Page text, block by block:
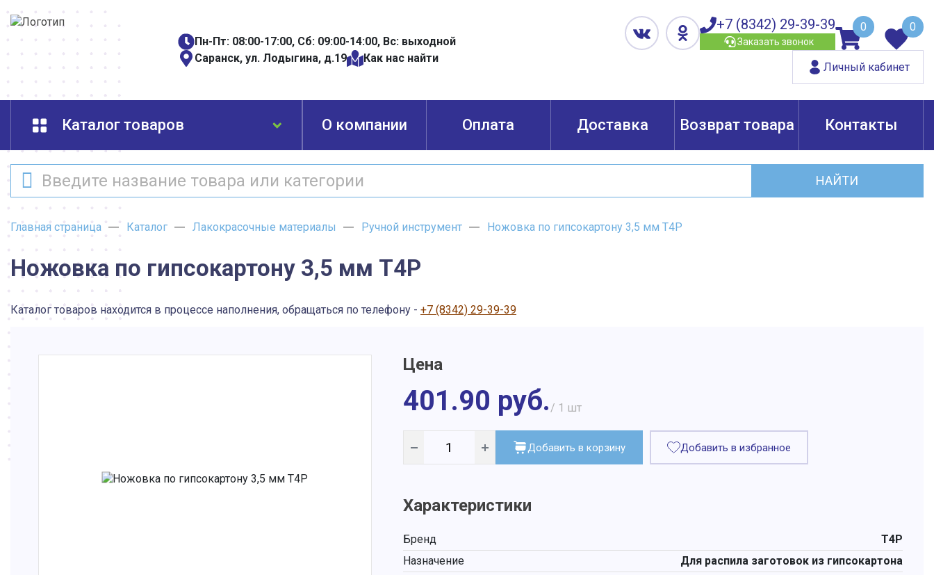
Пн-Пт: 08:00-17:00, Сб: 09:00-14:00, Вс: выходной
Саранск, ул. Лодыгина, д.19
Как нас найти
+7 (8342) 29-39-39
Заказать звонок
0 0
Личный кабинет
Каталог товаров О компании Оплата Доставка Возврат товара Контакты
НАЙТИ
Главная страница Каталог Лакокрасочные материалы Ручной инструмент Ножовка по гипсокартону 3,5 мм Т4Р
Ножовка по гипсокартону 3,5 мм Т4Р
Каталог товаров находится в процессе наполнения, обращаться по телефону - +7 (8342) 29-39-39
Цена
401.90 руб./ 1 шт
Добавить в корзину Добавить в избранное
Характеристики
Бренд
T4P
Назначение
Для распила заготовок из гипсокартона